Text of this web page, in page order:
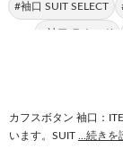
#袖口 SUIT SELECT
#袖口 ラウンド
カフスボタン 袖口：
います。SUIT
...続きを